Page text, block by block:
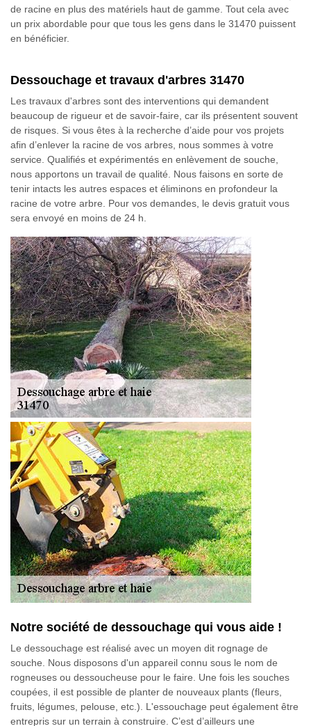
de racine en plus des matériels haut de gamme. Tout cela avec
un prix abordable pour que tous les gens dans le 31470 puissent
en bénéficier.
Dessouchage et travaux d'arbres 31470
Les travaux d'arbres sont des interventions qui demandent
beaucoup de rigueur et de savoir-faire, car ils présentent souvent
de risques. Si vous êtes à la recherche d’aide pour vos projets
afin d’enlever la racine de vos arbres, nous sommes à votre
service. Qualifiés et expérimentés en enlèvement de souche,
nous apportons un travail de qualité. Nous faisons en sorte de
tenir intacts les autres espaces et éliminons en profondeur la
racine de votre arbre. Pour vos demandes, le devis gratuit vous
sera envoyé en moins de 24 h.
Notre société de dessouchage qui vous aide !
Le dessouchage est réalisé avec un moyen dit rognage de
souche. Nous disposons d'un appareil connu sous le nom de
rogneuses ou dessoucheuse pour le faire. Une fois les souches
coupées, il est possible de planter de nouveaux plants (fleurs,
fruits, légumes, pelouse, etc.). L'essouchage peut également être
entrepris sur un terrain à construire. C’est d’ailleurs une